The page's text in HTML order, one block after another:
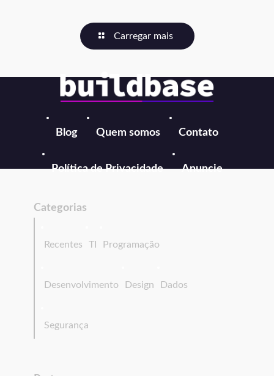
Carregar mais
Blog Quem somos Contato
Política de Privacidade Anuncie
Categorias
Recentes TI Programação
Desenvolvimento Design Dados
Segurança